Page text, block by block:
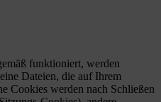
funktioniert, werden
Dateien, die auf Ihrem
Cookies werden nach Schließen